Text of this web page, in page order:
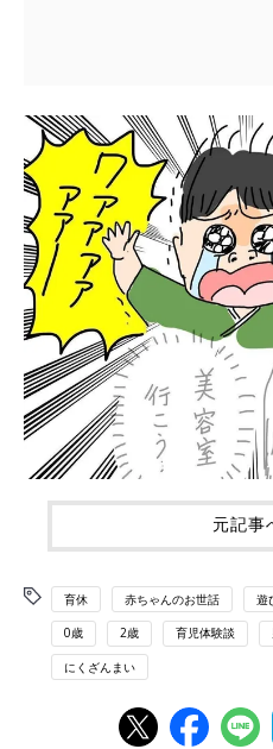
元記事
育休 赤ちゃんのお世話 遊
0歳 2歳 育児体験談
にくざんまい